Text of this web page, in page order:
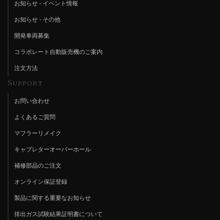
お知らせ - イベント情報
お知らせ - その他
開発車両募集
コラボレート自動販売機のご案内
注文方法
Support
お問い合わせ
よくあるご質問
マフラーリメイク
キャブレターオーバーホール
補修部品のご注文
オンライン保証登録
製品に関する重要なお知らせ
排出ガス試験結果証明書について